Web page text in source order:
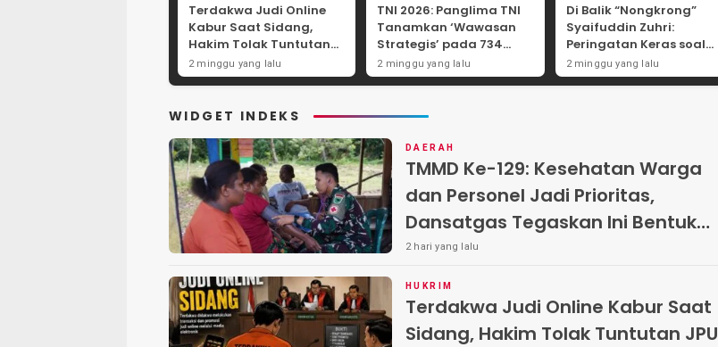
Terdakwa Judi Online
Kabur Saat Sidang,
Hakim Tolak Tuntutan
JPU Tanjung Perak
karena Gagal Hadirkan
2 minggu yang lalu
TNI 2026: Panglima TNI
Tanamkan ‘Wawasan
Strategis’ pada 734
Perwira Baru, Tekankan
Netralitas dan
2 minggu yang lalu
Di Balik “Nongkrong”
Syaifuddin Zuhri:
Peringatan Keras soal
Pungli Administrasi dan
Batas Tegas Iuran
2 minggu yang lalu
WIDGET INDEKS
DAERAH
TMMD Ke-129: Kesehatan Warga
dan Personel Jadi Prioritas,
Dansatgas Tegaskan Ini Bentuk
Nyata Kemanunggalan
2 hari yang lalu
HUKRIM
Terdakwa Judi Online Kabur Saat
Sidang, Hakim Tolak Tuntutan JPU